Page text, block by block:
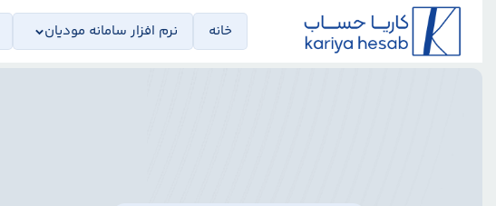
خانه نرم افزار سامانه مودیان